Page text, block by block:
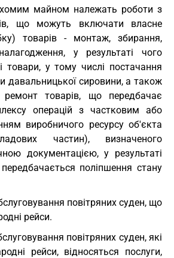
майном належать роботи з
що можуть включати власне
товарів - монтаж, збирання,
у результаті чого
товари, у тому числі постачання
давальницької сировини, а також
ремонт товарів, що передбачає
операцій з частковим або
виробничого ресурсу об'єкта
частин), визначеного
документацією, у результаті
поліпшення стану
повітряних суден, що
рейси.
повітряних суден, які
рейси, відносяться послуги,